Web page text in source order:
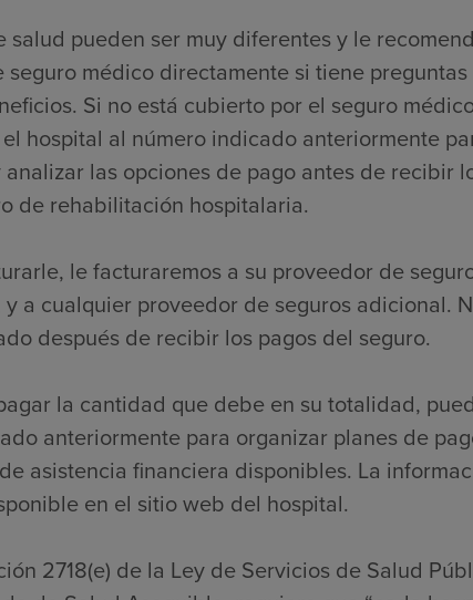
salud pueden ser muy diferentes y le
seguro médico directamente si tiene
Si no está cubierto por el seguro
hospital al número indicado anteriormente
analizar las opciones de pago antes de recibir
de rehabilitación hospitalaria.
le facturaremos a su proveedor de
a cualquier proveedor de seguros adicional.
después de recibir los pagos del seguro.
la cantidad que debe en su totalidad,
anteriormente para organizar planes de
asistencia financiera disponibles. La
en el sitio web del hospital.
2718(e) de la Ley de Servicios de Salud